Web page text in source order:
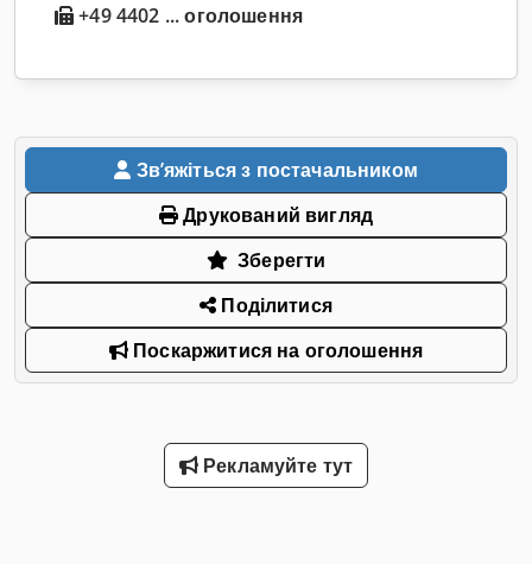
+49 4402 ... оголошення
Звʼяжіться з постачальником
Друкований вигляд
Зберегти
Поділитися
Поскаржитися на оголошення
Рекламуйте тут